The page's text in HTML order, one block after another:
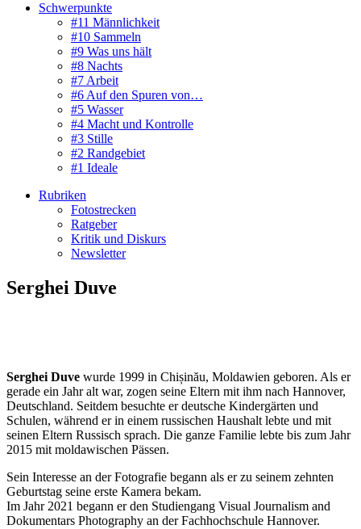
Schwerpunkte
#11 Männlichkeit
#10 Sammeln
#9 Was uns hält
#8 Nachts
#7 Arbeit
#6 Auf den Spuren von…
#5 Wasser
#4 Macht und Kontrolle
#3 Stille
#2 Randgebiet
#1 Ideale
Rubriken
Fotostrecken
Ratgeber
Kritik und Diskurs
Newsletter
Serghei Duve
Serghei Duve wurde 1999 in Chișinău, Moldawien geboren. Als er
gerade ein Jahr alt war, zogen seine Eltern mit ihm nach Hannover,
Deutschland. Seitdem besuchte er deutsche Kindergärten und
Schulen, während er in einem russischen Haushalt lebte und mit
seinen Eltern Russisch sprach. Die ganze Familie lebte bis zum Jahr
2015 mit moldawischen Pässen.
Sein Interesse an der Fotografie begann als er zu seinem zehnten
Geburtstag seine erste Kamera bekam.
Im Jahr 2021 begann er den Studiengang Visual Journalism and
Dokumentars Photography an der Fachhochschule Hannover.